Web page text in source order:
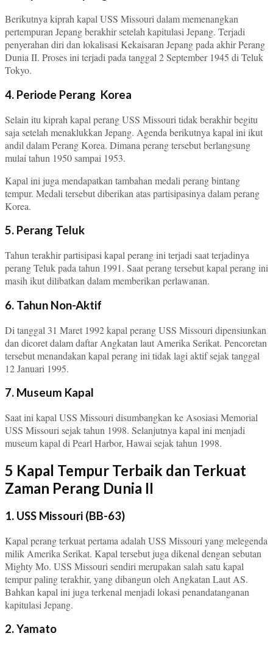
Berikutnya kiprah kapal USS Missouri dalam memenangkan
pertempuran Jepang berakhir setelah kapitulasi Jepang. Terjadi
penyerahan diri dan lokalisasi Kekaisaran Jepang pada akhir Perang
Dunia II. Proses ini terjadi pada tanggal 2 September 1945 di Teluk
Tokyo.
4. Periode Perang Korea
Selain itu kiprah kapal perang USS Missouri tidak berakhir begitu
saja setelah menaklukkan Jepang. Agenda berikutnya kapal ini ikut
andil dalam Perang Korea. Dimana perang tersebut berlangsung
mulai tahun 1950 sampai 1953.
Kapal ini juga mendapatkan tambahan medali perang bintang
tempur. Medali tersebut diberikan atas partisipasinya dalam perang
Korea.
5. Perang Teluk
Tahun terakhir partisipasi kapal perang ini terjadi saat terjadinya
perang Teluk pada tahun 1991. Saat perang tersebut kapal perang ini
masih ikut dilibatkan dalam memberikan perlawanan.
6. Tahun Non-Aktif
Di tanggal 31 Maret 1992 kapal perang USS Missouri dipensiunkan
dan dicoret dalam daftar Angkatan laut Amerika Serikat. Pencoretan
tersebut menandakan kapal perang ini tidak lagi aktif sejak tanggal
12 Januari 1995.
7. Museum Kapal
Saat ini kapal USS Missouri disumbangkan ke Asosiasi Memorial
USS Missouri sejak tahun 1998. Selanjutnya kapal ini menjadi
museum kapal di Pearl Harbor, Hawai sejak tahun 1998.
5 Kapal Tempur Terbaik dan Terkuat
Zaman Perang Dunia II
1. USS Missouri (BB-63)
Kapal perang terkuat pertama adalah USS Missouri yang melegenda
milik Amerika Serikat. Kapal tersebut juga dikenal dengan sebutan
Mighty Mo. USS Missouri sendiri merupakan salah satu kapal
tempur paling terakhir, yang dibangun oleh Angkatan Laut AS.
Bahkan kapal ini juga terkenal menjadi lokasi penandatanganan
kapitulasi Jepang.
2. Yamato